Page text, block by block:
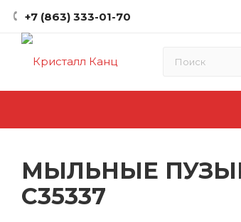
+7 (863) 333-01-70
МЫЛЬНЫЕ
C35337